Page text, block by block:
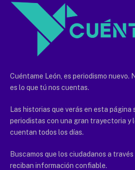
Cuéntame León, es periodismo nuevo.
es lo que tú nos cuentas.
Las historias que verás en esta
periodistas con una gran trayectoria y
cuentan todos los días.
Buscamos que los ciudadanos a
reciban información confiable.